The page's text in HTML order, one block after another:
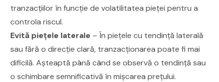
tranzacțiilor în funcție de volatilitatea pieței pentru a
controla riscul.
Evită piețele laterale – În piețele cu tendință laterală
sau fără o direcție clară, tranzacționarea poate fi mai
dificilă. Așteaptă până când se observă o tendință sau
o schimbare semnificativă în mișcarea prețului.